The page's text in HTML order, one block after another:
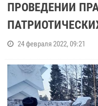
ПРОВЕДЕНИИ
24 февраля 2022, 09:21